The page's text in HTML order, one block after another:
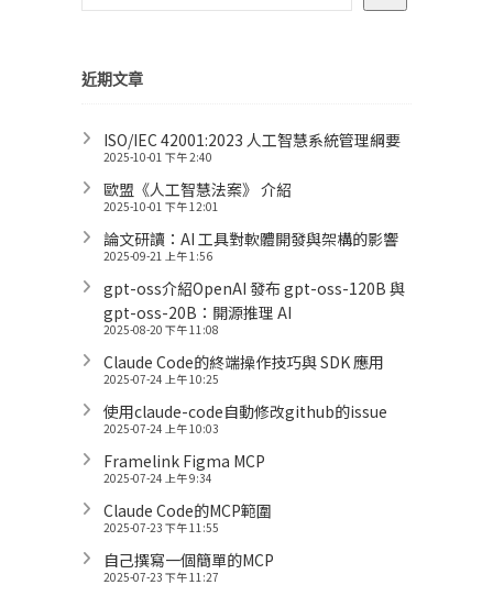
近期文章
ISO/IEC 42001:2023 人工智慧系統管理綱要
2025-10-01 下午 2:40
歐盟《人工智慧法案》 介紹
2025-10-01 下午 12:01
論文研讀：AI 工具對軟體開發與架構的影響
2025-09-21 上午 1:56
gpt-oss介紹OpenAI 發布 gpt-oss-120B 與
gpt-oss-20B：開源推理 AI
2025-08-20 下午 11:08
Claude Code的終端操作技巧與 SDK 應用
2025-07-24 上午 10:25
使用claude-code自動修改github的issue
2025-07-24 上午 10:03
Framelink Figma MCP
2025-07-24 上午 9:34
Claude Code的MCP範圍
2025-07-23 下午 11:55
自己撰寫一個簡單的MCP
2025-07-23 下午 11:27